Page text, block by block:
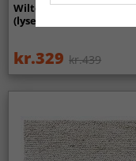
Wilton-tæppe -
(lyserød)
kr.329 kr.439